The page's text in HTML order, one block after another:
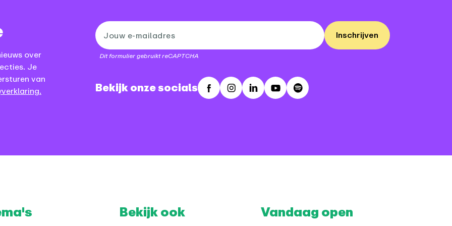
over
Je
van
Dit formulier gebruikt reCAPTCHA
Inschrijven
Bekijk onze socials FacebookInstagram
LinkedInYoutubeSpotify
Bekijk ook Vandaag open